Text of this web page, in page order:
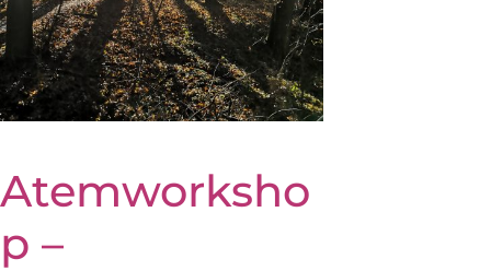
Atemworksho
p –